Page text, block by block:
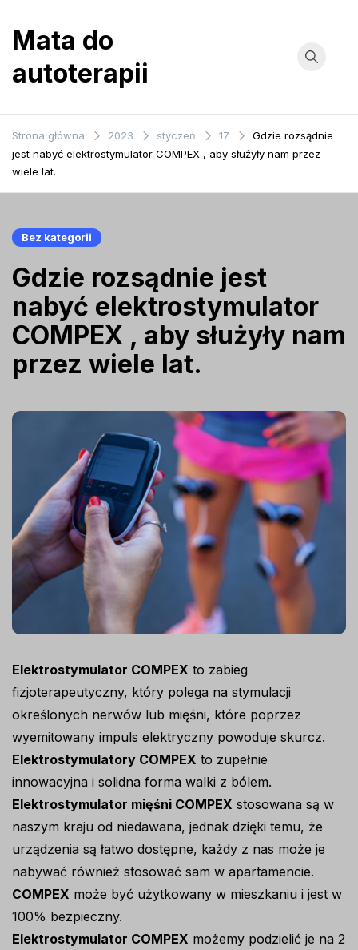
doMata do
autoterapii
Strona główna 2023 styczeń 17
Gdzie rozsądnie
jest nabyć elektrostymulator COMPEX , aby służyły nam przez
wiele lat.
Bez kategorii
Gdzie rozsądnie jest
nabyć elektrostymulator
COMPEX , aby służyły nam
przez wiele lat.
Elektrostymulator COMPEX to zabieg
fizjoterapeutyczny, który polega na stymulacji
określonych nerwów lub mięśni, które poprzez
wyemitowany impuls elektryczny powoduje skurcz.
Elektrostymulatory COMPEX to zupełnie
innowacyjna i solidna forma walki z bólem.
Elektrostymulator mięśni COMPEX stosowana są w
naszym kraju od niedawana, jednak dzięki temu, że
urządzenia są łatwo dostępne, każdy z nas może je
nabywać również stosować sam w apartamencie.
COMPEX może być użytkowany w mieszkaniu i jest w
100% bezpieczny.
Elektrostymulator COMPEX możemy podzielić je na 2